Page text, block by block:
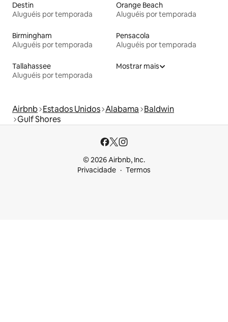
Destin
Aluguéis por temporada
Orange Beach
Aluguéis por temporada
Birmingham
Aluguéis por temporada
Pensacola
Aluguéis por temporada
Tallahassee
Aluguéis por temporada
Mostrar mais
Airbnb Estados Unidos Alabama Baldwin
Gulf Shores
© 2026 Airbnb, Inc.
Privacidade
Termos